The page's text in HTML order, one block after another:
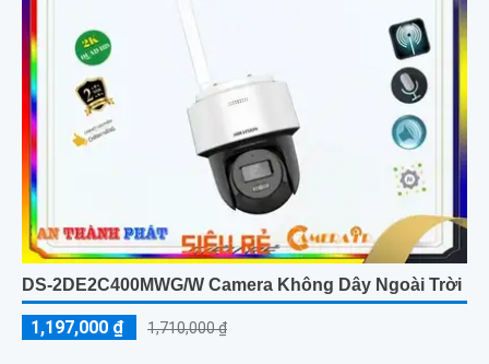
DS-2DE2C400MWG/W Camera Không Dây Ngoài Trời
1,197,000 ₫ 1,710,000 ₫